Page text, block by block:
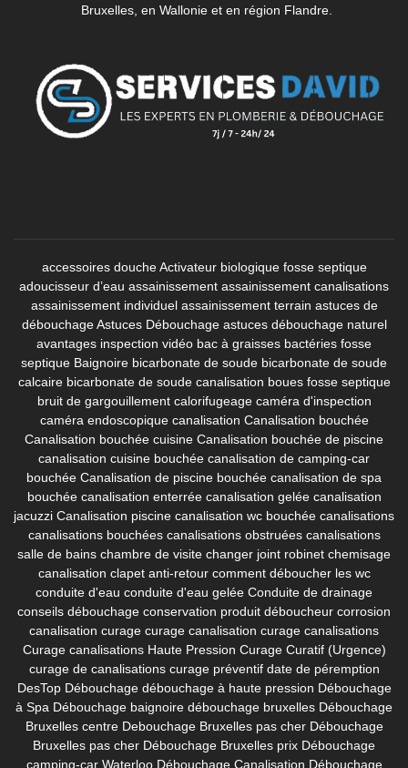
Bruxelles, en Wallonie et en région Flandre.
accessoires douche Activateur biologique fosse septique
adoucisseur d’eau assainissement assainissement canalisations
assainissement individuel assainissement terrain astuces de
débouchage Astuces Débouchage astuces débouchage naturel
avantages inspection vidéo bac à graisses bactéries fosse
septique Baignoire bicarbonate de soude bicarbonate de soude
calcaire bicarbonate de soude canalisation boues fosse septique
bruit de gargouillement calorifugeage caméra d'inspection
caméra endoscopique canalisation Canalisation bouchée
Canalisation bouchée cuisine Canalisation bouchée de piscine
canalisation cuisine bouchée canalisation de camping-car
bouchée Canalisation de piscine bouchée canalisation de spa
bouchée canalisation enterrée canalisation gelée canalisation
jacuzzi Canalisation piscine canalisation wc bouchée canalisations
canalisations bouchées canalisations obstruées canalisations
salle de bains chambre de visite changer joint robinet chemisage
canalisation clapet anti-retour comment déboucher les wc
conduite d'eau conduite d'eau gelée Conduite de drainage
conseils débouchage conservation produit déboucheur corrosion
canalisation curage curage canalisation curage canalisations
Curage canalisations Haute Pression Curage Curatif (Urgence)
curage de canalisations curage préventif date de péremption
DesTop Débouchage débouchage à haute pression Débouchage
à Spa Débouchage baignoire débouchage bruxelles Débouchage
Bruxelles centre Debouchage Bruxelles pas cher Débouchage
Bruxelles pas cher Débouchage Bruxelles prix Débouchage
camping-car Waterloo Débouchage Canalisation Débouchage